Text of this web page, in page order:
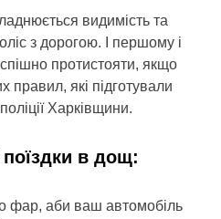
видимість та
з дорогою. І першому і
протистояти, якщо
правил, які підготували
Харківщини.
в дощ:
фар, аби ваш автомобіль